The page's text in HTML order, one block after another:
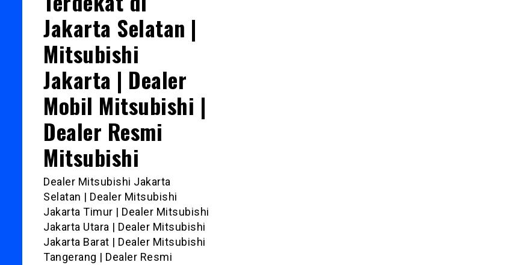
Jakarta Selatan |
Mitsubishi
Jakarta | Dealer
Mobil Mitsubishi |
Dealer Resmi
Mitsubishi
Dealer Mitsubishi Jakarta
Selatan | Dealer Mitsubishi
Jakarta Timur | Dealer Mitsubishi
Jakarta Utara | Dealer Mitsubishi
Jakarta Barat | Dealer Mitsubishi
Tangerang | Dealer Resmi